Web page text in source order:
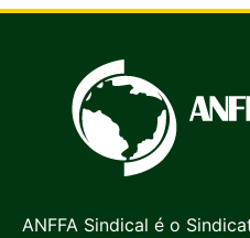
ANFFA Sindical é o